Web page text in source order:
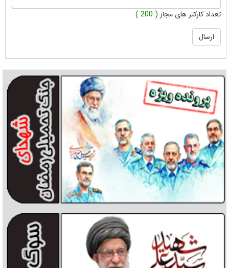
تعداد کارکتر های مجاز ( 200 )